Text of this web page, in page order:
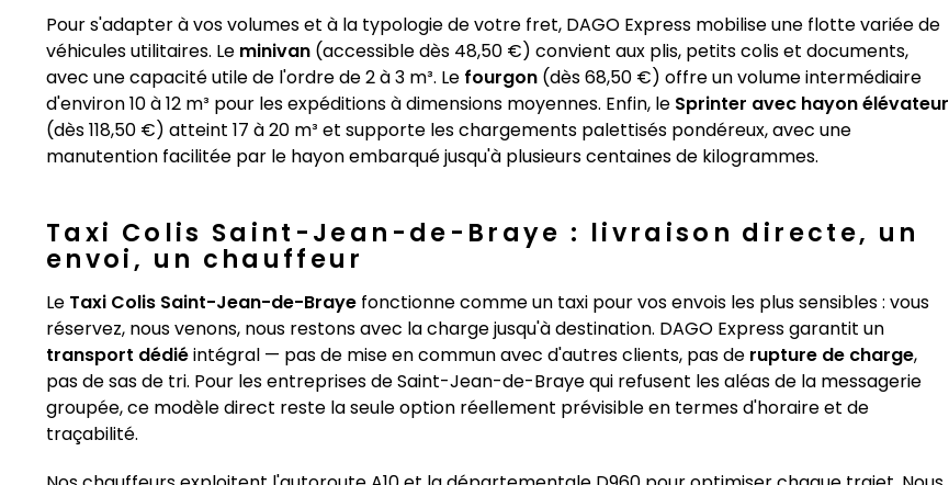
Pour s'adapter à vos volumes et à la typologie de votre fret, DAGO Express mobilise une flotte variée de
véhicules utilitaires. Le minivan (accessible dès 48,50 €) convient aux plis, petits colis et documents,
avec une capacité utile de l'ordre de 2 à 3 m³. Le fourgon (dès 68,50 €) offre un volume intermédiaire
d'environ 10 à 12 m³ pour les expéditions à dimensions moyennes. Enfin, le Sprinter avec hayon élévateur
(dès 118,50 €) atteint 17 à 20 m³ et supporte les chargements palettisés pondéreux, avec une
manutention facilitée par le hayon embarqué jusqu'à plusieurs centaines de kilogrammes.
Taxi Colis Saint-Jean-de-Braye : livraison directe, un
envoi, un chauffeur
Le Taxi Colis Saint-Jean-de-Braye fonctionne comme un taxi pour vos envois les plus sensibles : vous
réservez, nous venons, nous restons avec la charge jusqu'à destination. DAGO Express garantit un
transport dédiéintégral — pas de mise en commun avec d'autres clients, pas de rupture de charge,
pas de sas de tri. Pour les entreprises de Saint-Jean-de-Braye qui refusent les aléas de la messagerie
groupée, ce modèle direct reste la seule option réellement prévisible en termes d'horaire et de
traçabilité.